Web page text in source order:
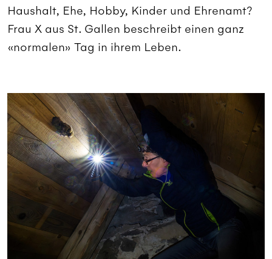
Haushalt, Ehe, Hobby, Kinder und Ehrenamt?
Frau X aus St. Gallen beschreibt einen ganz
«normalen» Tag in ihrem Leben.